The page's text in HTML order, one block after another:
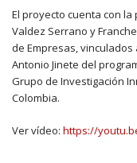
El proyecto cuenta con
Valdez Serrano y
de Empresas, vinculados
Antonio Jinete del
Grupo de Investigación
Colombia.
Ver vídeo: https://